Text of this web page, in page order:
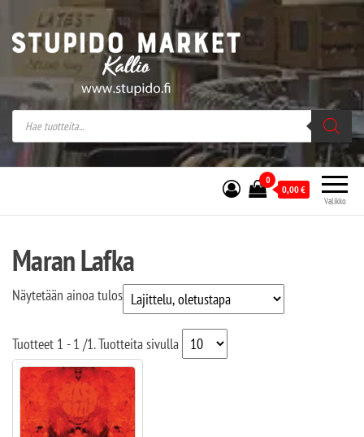
Stupido Market – verkossa ja kivijalassa
Stupido Market on vaihtoehtomusaan
erikoistunut verkko- sekä
kivijalkakauppa Helsingissä Kallion
sydämessä.
Valikko
0
0,00€
Maran Lafka
Näytetään ainoa tulos
Tuotteet 1 - 1 /1. Tuotteita sivulla